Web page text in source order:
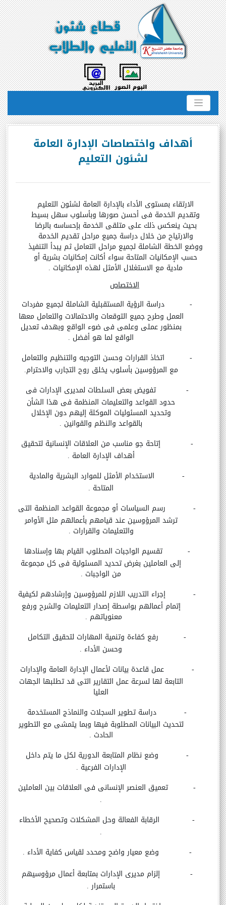
أهداف واختصاصات الإدارة العامة
لشئون التعليم
الارتقاء بمستوى الأداء بالإدارة العامة لشئون التعليم
وتقديم الخدمة فى أحسن صورها وبأسلوب سهل بسيط
بحيث ينعكس ذلك على متلقى الخدمة بإحساسه بالرضا
والارتياح من خلال دراسة جميع مراحل تقديم الخدمة
ووضع الخطة الشاملة لجميع مراحل التعامل ثم يبدأ التنفيذ
حسب الإمكانيات المتاحة سواء أكانت إمكانيات بشرية أو
مادية مع الاستغلال الأمثل لهذه الإمكانيات .
الاختصاص
-
دراسة الرؤية المستقبلية الشاملة لجميع مفردات
العمل وطرح جميع التوقعات والاحتمالات والتعامل معها
بمنظور عملى وعلمى فى ضوء الواقع وبهدف تعديل
الواقع لما هو أفضل .
-
اتخاذ القرارات وحسن التوجيه والتنظيم والتعامل
مع المرؤوسين بأسلوب يخلق روح التجارب والاحترام.
-
تفويض بعض السلطات لمديرى الإدارات فى
حدود القواعد والتعليمات المنظمة فى هذا الشأن
وتحديد المسئوليات الموكلة إليهم دون الإخلال
بالقواعد والنظم والقوانين .
-
إتاحة جو مناسب من العلاقات الإنسانية لتحقيق
أهداف الإدارة العامة .
-
الاستخدام الأمثل للموارد البشرية والمادية
المتاحة .
-
رسم السياسات أو مجموعة القواعد المنظمة التى
ترشد المرؤوسين عند قيامهم بأعمالهم مثل الأوامر
والتعليمات والقرارات .
-
تقسيم الواجبات المطلوب القيام بها وإسنادها
إلى العاملين بغرض تحديد المسئولية فى كل مجموعة
من الواجبات .
-
إجراء التدريب اللازم للمرؤوسين وإرشادهم لكيفية
إتمام أعمالهم بواسطة إصدار التعليمات والشرح ورفع
معنوياتهم .
-
رفع كفاءة وتنمية المهارات لتحقيق التكامل
وحسن الأداء .
-
عمل قاعدة بيانات لأعمال الإدارة العامة والإدارات
التابعة لها لسرعة عمل التقارير التى قد تطلبها الجهات
العليا
-
دراسة تطوير السجلات والنماذج المستخدمة
لتحديث البيانات المطلوبة فيها وبما يتمشى مع التطوير
الحادث .
-
وضع نظام المتابعة الدورية لكل ما يتم داخل
الإدارات الفرعية .
-
تعميق العنصر الإنسانى فى العلاقات بين العاملين
.
-
الرقابة الفعالة وحل المشكلات وتصحيح الأخطاء
.
-
وضع معيار واضح ومحدد لقياس كفاية الأداء .
-
إلزام مديرى الإدارات بمتابعة أعمال مرؤوسيهم
باستمرار .